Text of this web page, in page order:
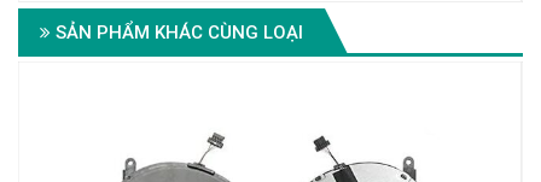
SẢN PHẨM KHÁC CÙNG LOẠI